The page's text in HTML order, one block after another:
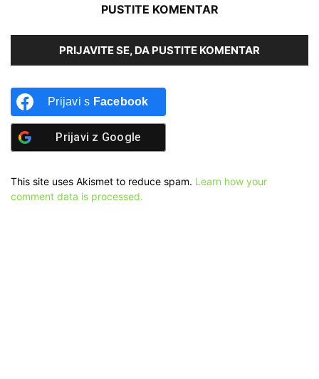
PUSTITE KOMENTAR
PRIJAVITE SE, DA PUSTITE KOMENTAR
Prijavi s Facebook
Prijavi z Google
This site uses Akismet to reduce spam. Learn how your
comment data is processed.